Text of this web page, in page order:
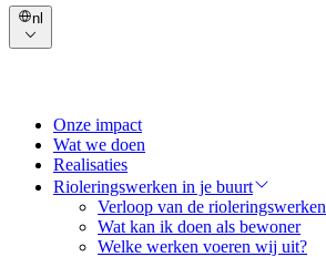
nl
Onze impact
Wat we doen
Realisaties
Rioleringswerken in je buurt
Verloop van de rioleringswerken
Wat kan ik doen als bewoner
Welke werken voeren wij uit?